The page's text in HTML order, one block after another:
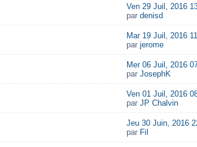
Ven 29 Juil, 2016
par denisd
Mar 19 Juil, 2016
par jerome
Mer 06 Juil, 2016
par JosephK
Ven 01 Juil, 2016
par JP Chalvin
Jeu 30 Juin, 2016
par Fil